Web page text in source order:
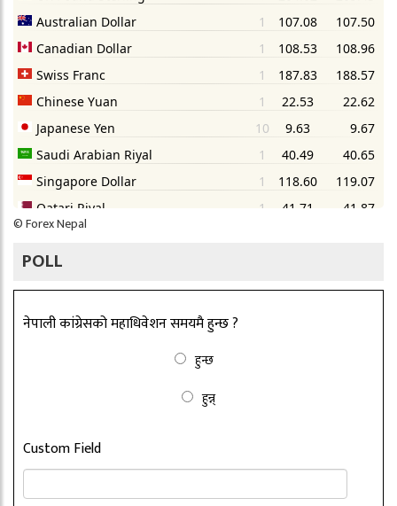
©Forex Nepal
POLL
नेपाली कांग्रेसको महाधिवेशन समयमै हुन्छ ?
हुन्छ
हुन्न्
Custom Field